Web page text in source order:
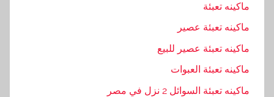
ماكينه تعبئة
ماكينه تعبئة عصير
ماكينه تعبئة عصير للبيع
ماكينه تعبئة العبوات
ماكينه تعبئة السوائل 2 نزل في مصر